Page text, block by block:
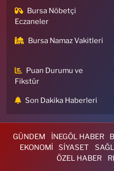
Bursa Nöbetçi
Eczaneler
Bursa Namaz Vakitleri
Puan Durumu ve
Fikstür
Son Dakika Haberleri
GÜNDEM İNEGÖL HABER
EKONOMİ
SİYASET
ÖZEL HABER